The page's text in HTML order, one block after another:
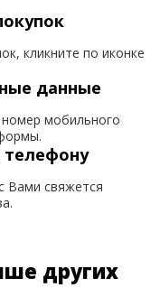
кликните по иконке
данные
мобильного
телефону
Вами свяжется
других